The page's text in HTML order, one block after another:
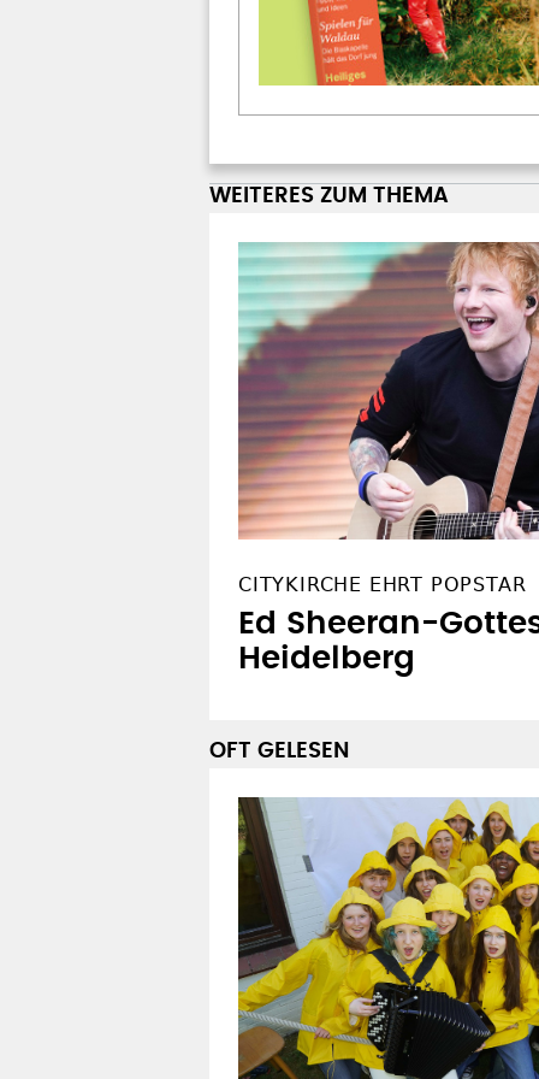
WEITERES ZUM THEMA
CITYKIRCHE EHRT POPSTAR
Ed Sheeran-
Heidelberg
OFT GELESEN